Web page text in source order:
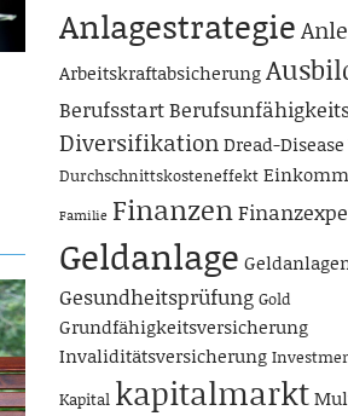
Anlagestrategie
Arbeitskraftabsicherung
Berufsstart
DiversifikationDread-
Durchschnittskosteneffekt
Familie Finanzen
Geldanlage
Gesundheitsprüfung Gold
Grundfähigkeitsversicherung
Invaliditätsversicherung
Kapital kapitalmarkt